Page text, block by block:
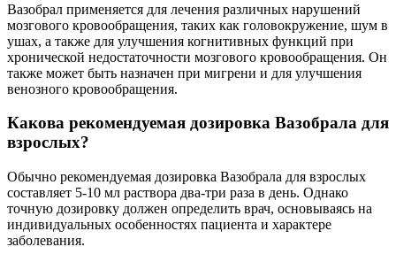
Вазобрал применяется для лечения различных нарушений
мозгового кровообращения, таких как головокружение, шум в
ушах, а также для улучшения когнитивных функций при
хронической недостаточности мозгового кровообращения. Он
также может быть назначен при мигрени и для улучшения
венозного кровообращения.
Какова рекомендуемая дозировка Вазобрала для
взрослых?
Обычно рекомендуемая дозировка Вазобрала для взрослых
составляет 5-10 мл раствора два-три раза в день. Однако
точную дозировку должен определить врач, основываясь на
индивидуальных особенностях пациента и характере
заболевания.